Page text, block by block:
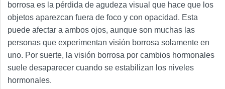
borrosa es la pérdida de agudeza visual que hace que los
objetos aparezcan fuera de foco y con opacidad. Esta
puede afectar a ambos ojos, aunque son muchas las
personas que experimentan visión borrosa solamente en
uno. Por suerte, la visión borrosa por cambios hormonales
suele desaparecer cuando se estabilizan los niveles
hormonales.